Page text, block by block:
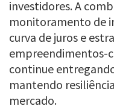
investidores. A
monitoramento de
curva de juros e
empreendimentos-
continue
mantendo
mercado.